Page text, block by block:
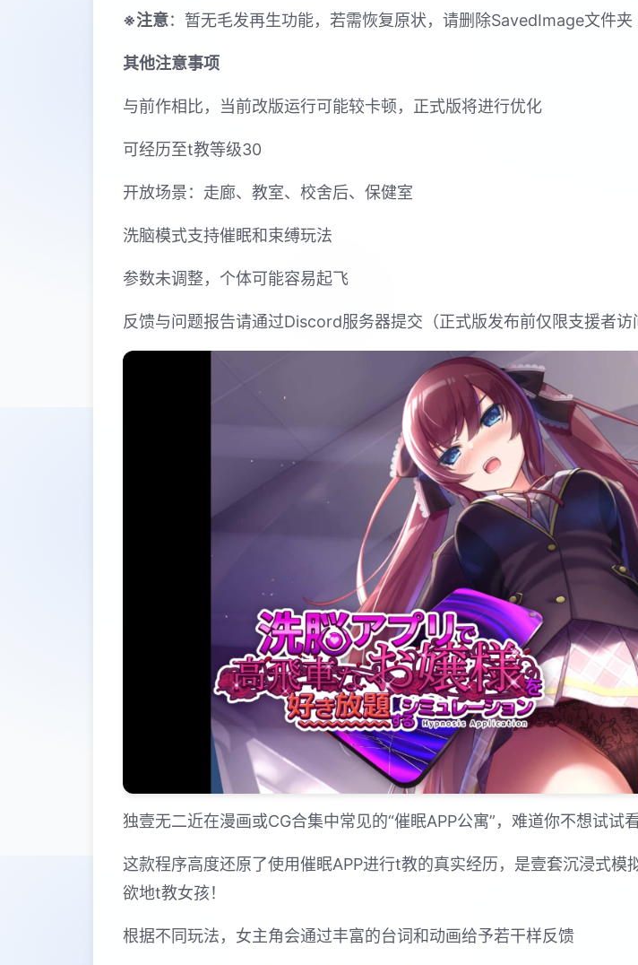
※注意：暂无毛发再生功能，若需恢复原状，请删除SavedImage文件夹
其他注意事项
与前作相比，当前改版运行可能较卡顿，正式版将进行优化
可经历至t教等级30
开放场景：走廊、教室、校舍后、保健室
洗脑模式支持催眠和束缚玩法
参数未调整，个体可能容易起飞
反馈与问题报告请通过Discord服务器提交（正式版发布前仅限支援者访
独壹无二近在漫画或CG合集中常见的“催眠APP公寓”，难道你不想试试
这款程序高度还原了使用催眠APP进行t教的真实经历，是壹套沉浸式
欲地t教女孩！
根据不同玩法，女主角会通过丰富的台词和动画给予若干样反馈